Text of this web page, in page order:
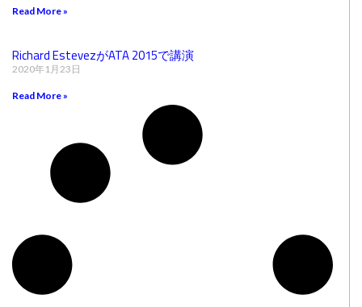
Read More »
Richard EstevezがATA 2015で講演
2020年1月23日
Read More »